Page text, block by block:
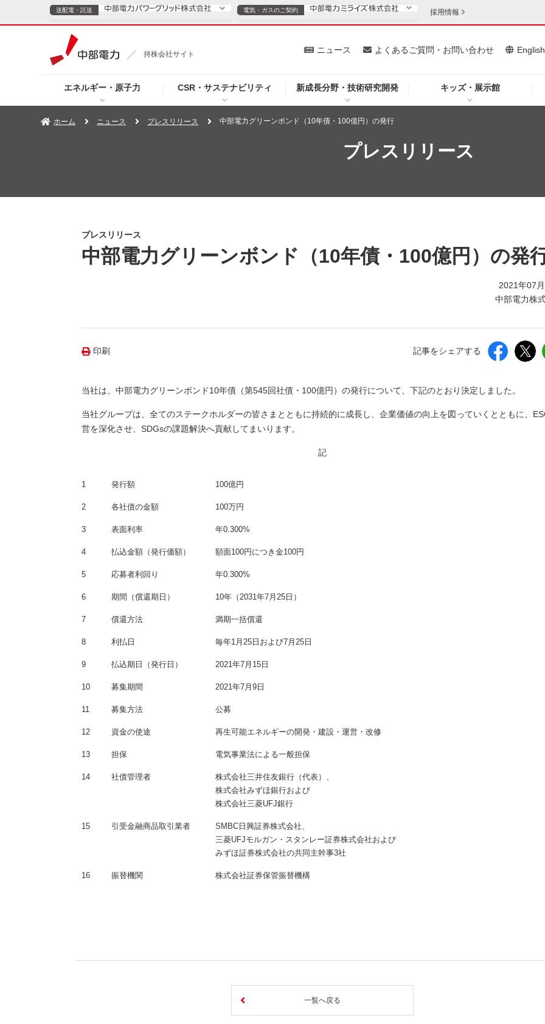
持株会社サイト
エネルギー・原子力 CSR・サステナビリティ 新成長分野・技術研究開発 キッズ・展示館
ニュース よくあるご質問・お問い合わせ English
送配電・託送
TOPページへ ご案内 安定供給
企業情報
電気・ガスのご契約
電気・ガスのご契約
TOPページへ 個人のお客さま 法人のお客さま
採用情報
ホーム ニュース プレスリリース 中部電力グリーンボンド（10年債・100億円）の発行
プレスリリース
プレスリリース
中部電力グリーンボンド（10年債・100億円）の発
2021年07
中部電力株
印刷 記事をシェアする
当社は、中部電力グリーンボンド10年債（第545回社債・100億円）の発行について、下記のとおり決定しました。
当社グループは、全てのステークホルダーの皆さまとともに持続的に成長し、企業価値の向上を図っていくとともに、
営を深化させ、SDGsの課題解決へ貢献してまいります。
記
1 発行額 100億円
2 各社債の金額 100万円
3 表面利率 年0.300%
4 払込金額（発行価額） 額面100円につき金100円
5 応募者利回り 年0.300%
6 期間（償還期日） 10年（2031年7月25日）
7 償還方法 満期一括償還
8 利払日 毎年1月25日および7月25日
9 払込期日（発行日） 2021年7月15日
10 募集期間 2021年7月9日
11 募集方法 公募
12 資金の使途 再生可能エネルギーの開発・建設・運営・改修
13 担保 電気事業法による一般担保
14 社債管理者
株式会社三井住友銀行（代表）、
株式会社みずほ銀行および
株式会社三菱UFJ銀行
15 引受金融商品取引業者
SMBC日興証券株式会社、
三菱UFJモルガン・スタンレー証券株式会社および
みずほ証券株式会社の共同主幹事3社
16 振替機関 株式会社証券保管振替機構
一覧へ戻る